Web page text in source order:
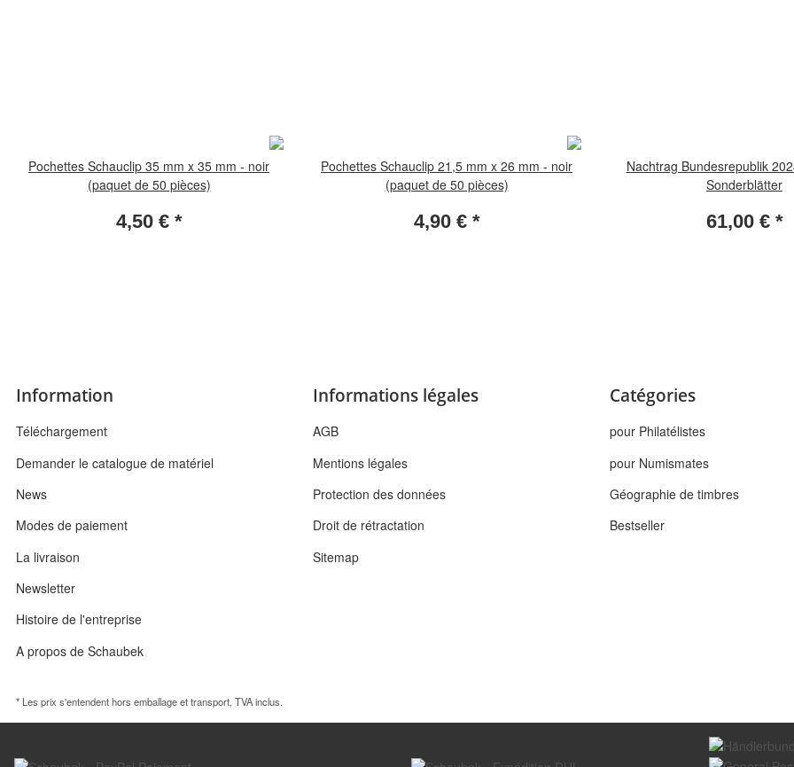
Pochettes Schauclip 35 mm x 35 mm - noir
(paquet de 50 pièces)
4,50 € *
Pochettes Schauclip 21,5 mm x 26 mm - noir
(paquet de 50 pièces)
4,90 € *
Nachtrag Bundesrepublik
Sonderblätter
61,00 € *
Information
Téléchargement
Demander le catalogue de matériel
News
Modes de paiement
La livraison
Newsletter
Histoire de l'entreprise
A propos de Schaubek
Informations légales
AGB
Mentions légales
Protection des données
Droit de rétractation
Sitemap
Catégories
pour Philatélistes
pour Numismates
Géographie de timbres
Bestseller
* Les prix s'entendent hors emballage et transport, TVA inclus.